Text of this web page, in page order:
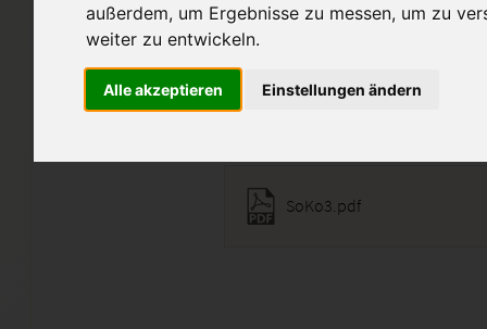
außerdem, um Ergebnisse zu messen, um zu
weiter zu entwickeln.
Alle akzeptieren Einstellungen ändern
Diese Lösung gilt als Muster
werden. Mein Fernlehrer hat
bewertet.
SoKo3.pdf